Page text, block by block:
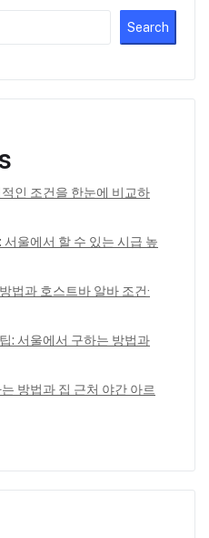
Search
인 조건을 한눈에 비교하
울에서 할 수 있는 시급 높
법과 호스트바 알바 조건·
: 서울에서 구하는 방법과
방법과 집 근처 야간 아르